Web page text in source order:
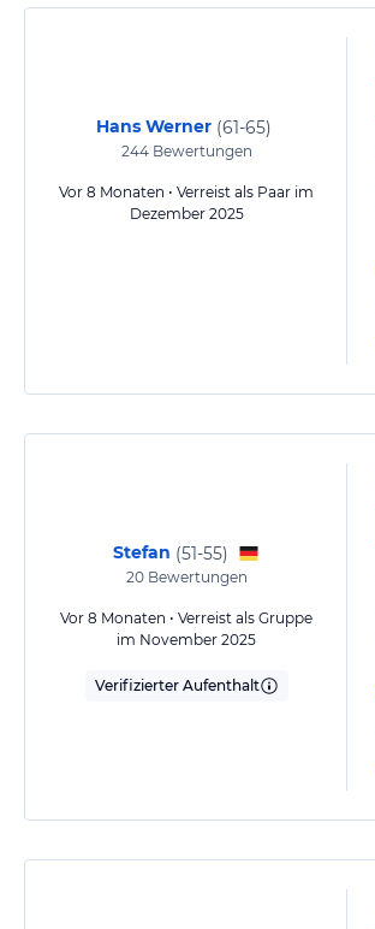
Hans Werner (61-65)
244Bewertungen
Vor 8 Monaten • Verreist als Paar im
Dezember 2025
Stefan (51-55)
20Bewertungen
Vor 8 Monaten • Verreist als Gruppe
im November 2025
Verifizierter Aufenthalt